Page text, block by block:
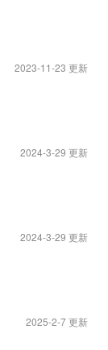
2023-11-23 更新
2024-3-29 更新
2024-3-29 更新
2025-2-7 更新